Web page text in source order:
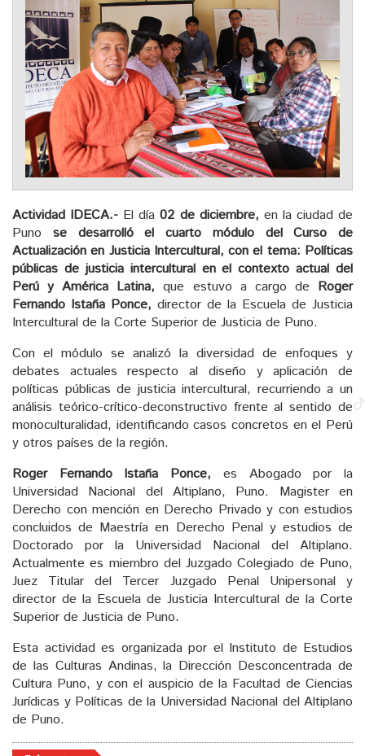
Actividad IDECA.- El día02 de diciembre, en la ciudad de
Puno se desarrolló el cuarto módulo del Curso de
Actualización en Justicia Intercultural, con el tema: Políticas
públicas de justicia intercultural en el contexto actual del
Perú y América Latina,que estuvo a cargo de Roger
Fernando Istaña Ponce, director de la Escuela de Justicia
Intercultural de la Corte Superior de Justicia de Puno.
Con el módulo se analizó la diversidad de enfoques y
debates actuales respecto al diseño y aplicación de
políticas públicas de justicia intercultural, recurriendo a un
análisis teórico-crítico-deconstructivo frente al sentido de
monoculturalidad, identificando casos concretos en el Perú
y otros países de la región.
Roger Fernando Istaña Ponce, es Abogado por la
Universidad Nacional del Altiplano, Puno. Magister en
Derecho con mención en Derecho Privado y con estudios
concluidos de Maestría en Derecho Penal y estudios de
Doctorado por la Universidad Nacional del Altiplano.
Actualmente es miembro del Juzgado Colegiado de Puno,
Juez Titular del Tercer Juzgado Penal Unipersonal y
director de la Escuela de Justicia Intercultural de la Corte
Superior de Justicia de Puno.
Esta actividad es organizada por el Instituto de Estudios
de las Culturas Andinas, la Dirección Desconcentrada de
Cultura Puno, y con el auspicio de la Facultad de Ciencias
Jurídicas y Políticas de la Universidad Nacional del Altiplano
de Puno.